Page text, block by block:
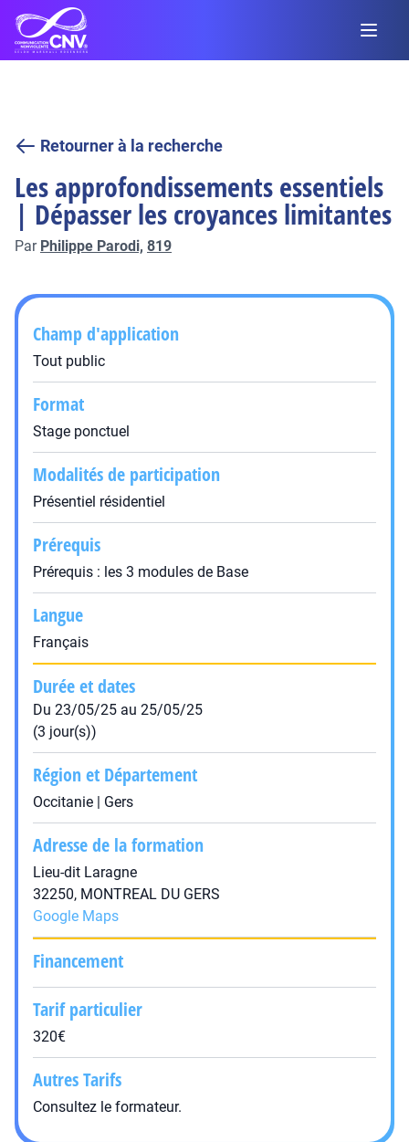
Retourner à la recherche
Les approfondissements essentiels
| Dépasser les croyances limitantes
Par Philippe Parodi, 819
Champ d'application
Tout public
Format
Stage ponctuel
Modalités de participation
Présentiel résidentiel
Prérequis
Prérequis : les 3 modules de Base
Langue
Français
Durée et dates
Du 23/05/25 au 25/05/25
(3 jour(s))
Région et Département
Occitanie | Gers
Adresse de la formation
Lieu-dit Laragne
32250, MONTREAL DU GERS
Google Maps
Financement
Tarif particulier
320€
Autres Tarifs
Consultez le formateur.